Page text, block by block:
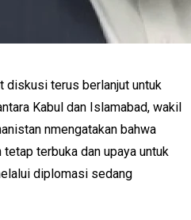
diskusi terus berlanjut untuk
Kabul dan Islamabad, wakil
nmengatakan bahwa
terbuka dan upaya untuk
diplomasi sedang